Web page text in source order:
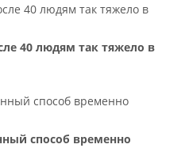
40 людям так тяжело в
способ временно